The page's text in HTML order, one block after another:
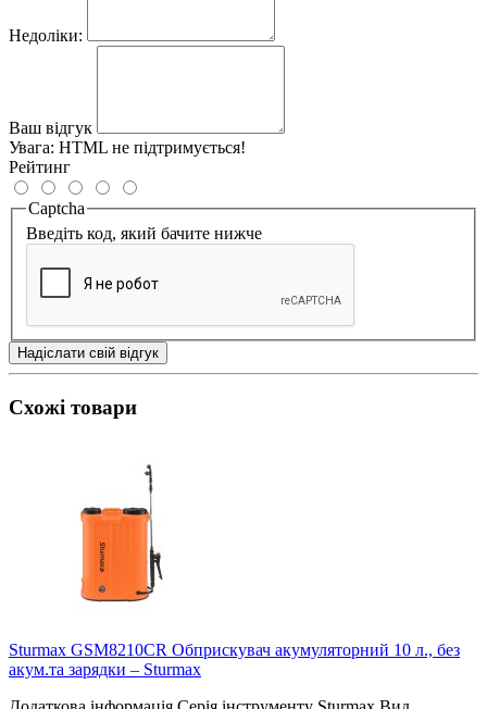
Недоліки:
Ваш відгук
Увага: HTML не підтримується!
Рейтинг
Captcha
Введіть код, який бачите нижче
Надіслати свій відгук
Схожі товари
Sturmax GSM8210CR Обприскувач акумуляторний 10 л., без
акум.та зарядки – Sturmax